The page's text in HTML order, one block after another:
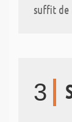
suffit de
3